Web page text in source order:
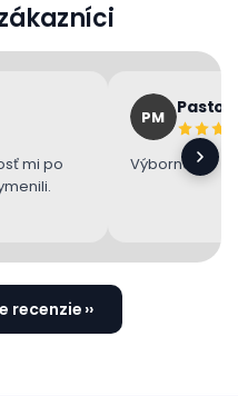
mi po
PM
Výborne 👌
recenzie